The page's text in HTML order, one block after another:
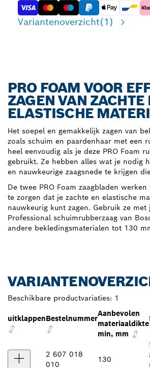
Variantenoverzicht(1)
PRO FOAM VOOR
ZAGEN VAN ZACHTE
ELASTISCHE
Het soepel en gemakkelijk zagen van
zoals schuim en paardenhaar met een
heel eenvoudig als je deze PRO Foam
gebruikt. Ze hebben alles wat je nodig
en nauwkeurige zaagsnede te krijgen
De twee PRO Foam zaagbladen
te zorgen dat je zachte en elastische
nauwkeurig kunt zagen. Gebruik ze met
Professional schuimrubberzaag van
andere bekledingsmaterialen tot 130
Beschikbare productvariaties: 1
uitklappenBestelnummer
Aanbevolen
materiaaldikte
min, mm
2 607 018
010
130